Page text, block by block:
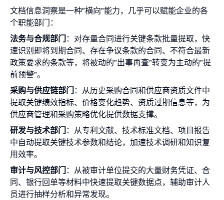
文档信息洞察是一种"横向"能力，几乎可以赋能企业的各
个职能部门：
法务与合规部门：对存量合同进行关键条款批量提取，快
速识别即将到期合同、存在争议条款的合同、不符合最新
政策要求的条款等，将被动的"出事再查"转变为主动的"提
前预警"。
采购与供应链部门：从历史采购合同和供应商资质文件中
提取关键绩效指标、价格变化趋势、资质过期信息等，为
供应商管理和采购策略优化提供数据支撑。
研发与技术部门：从专利文献、技术标准文档、项目报告
中自动提取关键技术参数和结论，加速技术调研和知识复
用效率。
审计与风控部门：从被审计单位提交的大量财务凭证、合
同、银行回单等材料中快速提取关键数据点，辅助审计人
员进行抽样分析和异常发现。